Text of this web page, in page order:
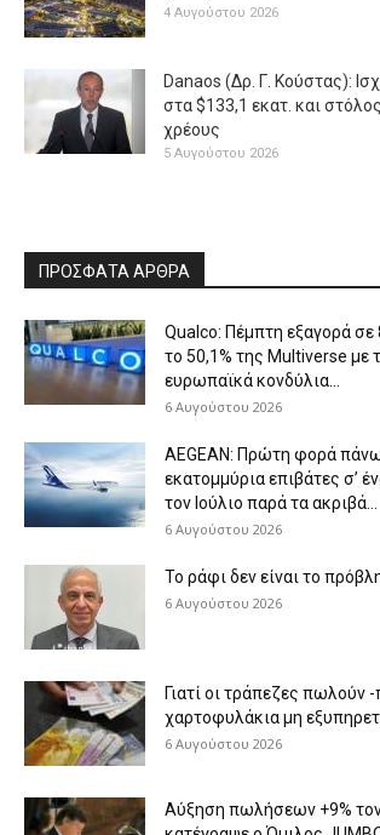
4 Αυγούστου 2026
Danaos (Δρ. Γ. Κούστας):
στα $133,1 εκατ. και
χρέους
5 Αυγούστου 2026
ΠΡΟΣΦΑΤΑ ΑΡΘΡΑ
Qualco: Πέμπτη εξαγορά σε
το 50,1% της Multiverse με
ευρωπαϊκά κονδύλια...
6 Αυγούστου 2026
AEGEAN: Πρώτη φορά
εκατομμύρια επιβάτες σ’
τον Ιούλιο παρά τα ακριβά...
6 Αυγούστου 2026
Το ράφι δεν είναι το
6 Αυγούστου 2026
Γιατί οι τράπεζες πωλούν -
χαρτοφυλάκια μη
6 Αυγούστου 2026
Aύξηση πωλήσεων +9% τον